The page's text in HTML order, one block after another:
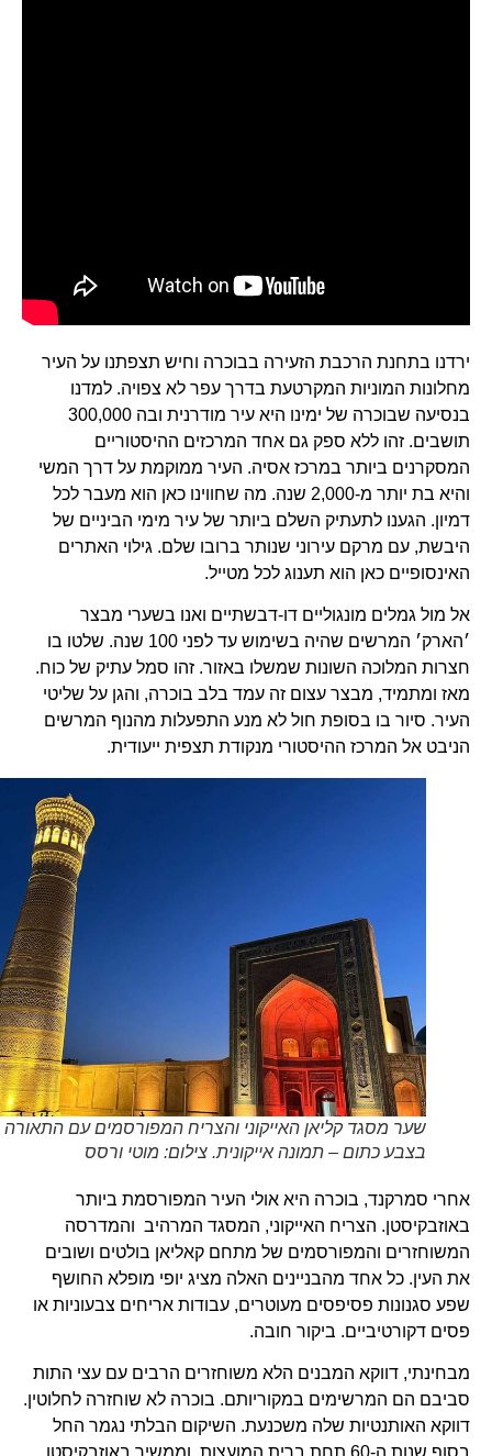
ירדנו בתחנת הרכבת הזעירה בבוכרה וחיש תצפתנו על העיר
מחלונות המוניות המקרטעת בדרך עפר לא צפויה. למדנו
בנסיעה שבוכרה של ימינו היא עיר מודרנית ובה 300,000
תושבים. זהו ללא ספק גם אחד המרכזים ההיסטוריים
המסקרנים ביותר במרכז אסיה. העיר ממוקמת על דרך המשי
והיא בת יותר מ-2,000 שנה. מה שחווינו כאן הוא מעבר לכל
דמיון. הגענו לתעתיק השלם ביותר של עיר מימי הביניים של
היבשת, עם מרקם עירוני שנותר ברובו שלם. גילוי האתרים
האינסופיים כאן הוא תענוג לכל מטייל.
אל מול גמלים מונגוליים דו-דבשתיים ואנו בשערי מבצר
׳הארק׳ המרשים שהיה בשימוש עד לפני 100 שנה. שלטו בו
חצרות המלוכה השונות שמשלו באזור. זהו סמל עתיק של כוח.
מאז ומתמיד, מבצר עצום זה עמד בלב בוכרה, והגן על שליטי
העיר. סיור בו בסופת חול לא מנע התפעלות מהנוף המרשים
הניבט אל המרכז ההיסטורי מנקודת תצפית ייעודית.
שער מסגד קליאן האייקוני והצריח המפורסמים עם התאורה
בצבע כתום – תמונה אייקונית. צילום: מוטי ורסס
אחרי סמרקנד, בוכרה היא אולי העיר המפורסמת ביותר
באוזבקיסטן. הצריח האייקוני, המסגד המרהיב והמדרסה
המשוחזרים והמפורסמים של מתחם קאליאן בולטים ושובים
את העין. כל אחד מהבניינים האלה מציג יופי מופלא החושף
שפע סגנונות פסיפסים מעוטרים, עבודות אריחים צבעוניות או
פסים דקורטיביים. ביקור חובה.
מבחינתי, דווקא המבנים הלא משוחזרים הרבים עם עצי התות
סביבם הם המרשימים במקוריותם. בוכרה לא שוחזרה לחלוטין.
דווקא האותנטיות שלה משכנעת. השיקום הבלתי נגמר החל
בסוף שנות ה-60 תחת ברית המועצות, וממשיך באוזבקיסטן